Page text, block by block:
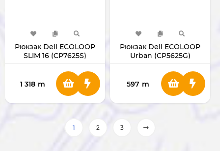
Рюкзак Dell ECOLOOP
SLIM 16 (CP7625S)
1 318 m
Рюкзак Dell ECOLOOP
Urban (CP5625G)
597 m
1 2 3